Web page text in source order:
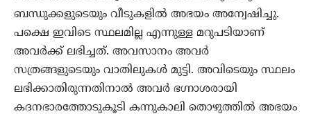
ബന്ധുക്കളുടെയും വീടുകളില്‍ അഭയം അന്വേഷിച്ചു.
പക്ഷെ ഇവിടെ സ്ഥലമില്ല എന്നുള്ള മറുപടിയാണ്
അവർക്ക് ലഭിച്ചത്. അവസാനം അവര്‍
സത്രങ്ങളുടെയും വാതിലുകള്‍ മുട്ടി. അവിടെയും സ്ഥലം
ലഭിക്കാതിരുന്നതിനാല്‍ അവർ ഭഗ്നാശരായി
കദനഭാരത്തോടുകൂടി കന്നുകാലി തൊഴുത്തിൽ അഭയം